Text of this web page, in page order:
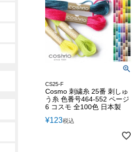
CS25-F
Cosmo 刺繍糸 25番 刺しゅ
う糸 色番号464-552 ページ
6 コスモ 全100色 日本製
¥123税込